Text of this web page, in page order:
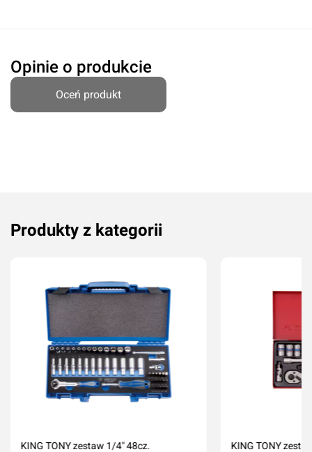
Opinie o produkcie
Oceń produkt
Oceń produkt
Przyznaj ocenę:
Produkty z kategorii
KING TONY zestaw 1/4" 48cz. KING TONY